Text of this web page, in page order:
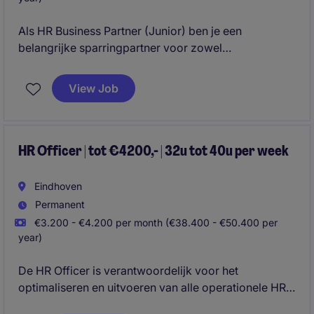
Als HR Business Partner (Junior) ben je een
belangrijke sparringpartner voor zowel
leidinggevenden bij uiteenlopende HR-vraagstukken,
draagt bij aan de ontwikkeling van medewerkers en
werkzaamheden met adviserende taken en krijgt de
HR-vakgebied.
View Job
HR Officer | tot €4200,- | 32u tot 40u per week
Eindhoven
Permanent
€3.200 - €4.200 per month (€38.400 - €50.400 per
year)
De HR Officer is verantwoordelijk voor het
optimaliseren en uitvoeren van alle operationele HR-